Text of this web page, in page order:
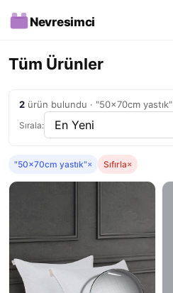
Nevresimci
Tüm Ürünler
2 ürün bulundu · "50x70cm yastık"
Sırala:
"50x70cm yastık"× Sıfırla×